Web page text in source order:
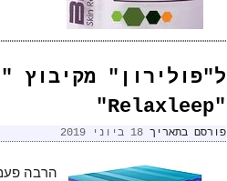
ל"פולירון" מקיבוץ
"Relaxleep"
פורסם בתאריך 18 ביוני 2019
הרבה